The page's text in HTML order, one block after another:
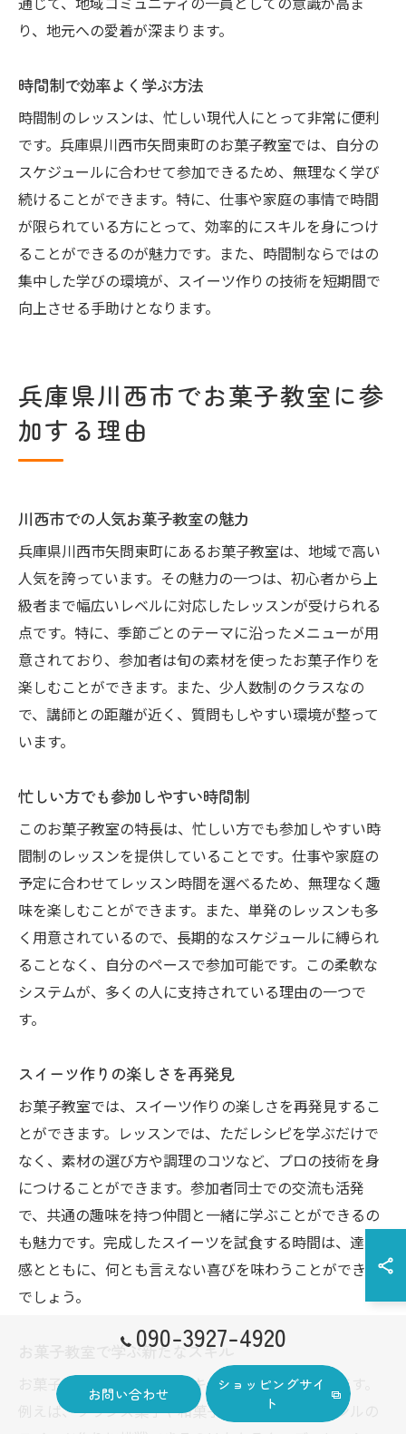
り、地元への愛着が深まります。
時間制で効率よく学ぶ方法
時間制のレッスンは、忙しい現代人にとって非常に便利
です。兵庫県川西市矢問東町のお菓子教室では、自分の
スケジュールに合わせて参加できるため、無理なく学び
続けることができます。特に、仕事や家庭の事情で時間
が限られている方にとって、効率的にスキルを身につけ
ることができるのが魅力です。また、時間制ならではの
集中した学びの環境が、スイーツ作りの技術を短期間で
向上させる手助けとなります。
兵庫県川西市でお菓子教室に参
加する理由
川西市での人気お菓子教室の魅力
兵庫県川西市矢問東町にあるお菓子教室は、地域で高い
人気を誇っています。その魅力の一つは、初心者から上
級者まで幅広いレベルに対応したレッスンが受けられる
点です。特に、季節ごとのテーマに沿ったメニューが用
意されており、参加者は旬の素材を使ったお菓子作りを
楽しむことができます。また、少人数制のクラスなの
で、講師との距離が近く、質問もしやすい環境が整って
います。
忙しい方でも参加しやすい時間制
このお菓子教室の特長は、忙しい方でも参加しやすい時
間制のレッスンを提供していることです。仕事や家庭の
予定に合わせてレッスン時間を選べるため、無理なく趣
味を楽しむことができます。また、単発のレッスンも多
く用意されているので、長期的なスケジュールに縛られ
ることなく、自分のペースで参加可能です。この柔軟な
システムが、多くの人に支持されている理由の一つで
す。
スイーツ作りの楽しさを再発見
お菓子教室では、スイーツ作りの楽しさを再発見するこ
とができます。レッスンでは、ただレシピを学ぶだけで
なく、素材の選び方や調理のコツなど、プロの技術を身
につけることができます。参加者同士での交流も活発
で、共通の趣味を持つ仲間と一緒に学ぶことができるの
も魅力です。完成したスイーツを試食する時間は、達成
感とともに、何とも言えない喜びを味わうことができる
でしょう。
お菓子教室で学ぶ新たなスキル
お菓子教室では、様々なスキルを学ぶことができます。
例えば、フランス菓子や和菓子など、多様なジャンルの
090-3927-4920
お問い合わせ
ショッピングサイ
ト